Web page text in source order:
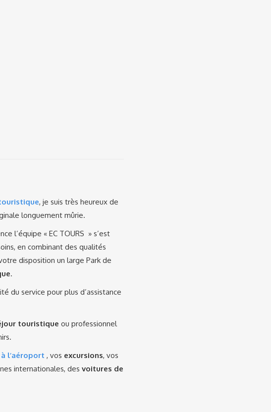
, je suis très heureux de
longuement mûrie.
l’équipe « EC TOURS » s’est
en combinant des qualités
disposition un large Park de
.
du service pour plus d’assistance
touristique ou professionnel
l’aéroport , vos excursions, vos
internationales, des voitures de